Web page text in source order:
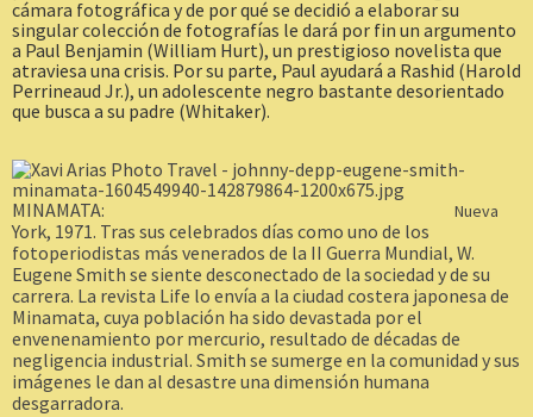
cámara fotográfica y de por qué se decidió a elaborar su
singular colección de fotografías le dará por fin un argumento
a Paul Benjamin (William Hurt), un prestigioso novelista que
atraviesa una crisis. Por su parte, Paul ayudará a Rashid (Harold
Perrineaud Jr.), un adolescente negro bastante desorientado
que busca a su padre (Whitaker).
MINAMATA: Nueva
York, 1971. Tras sus celebrados días como uno de los
fotoperiodistas más venerados de la II Guerra Mundial, W.
Eugene Smith se siente desconectado de la sociedad y de su
carrera. La revista Life lo envía a la ciudad costera japonesa de
Minamata, cuya población ha sido devastada por el
envenenamiento por mercurio, resultado de décadas de
negligencia industrial. Smith se sumerge en la comunidad y sus
imágenes le dan al desastre una dimensión humana
desgarradora.